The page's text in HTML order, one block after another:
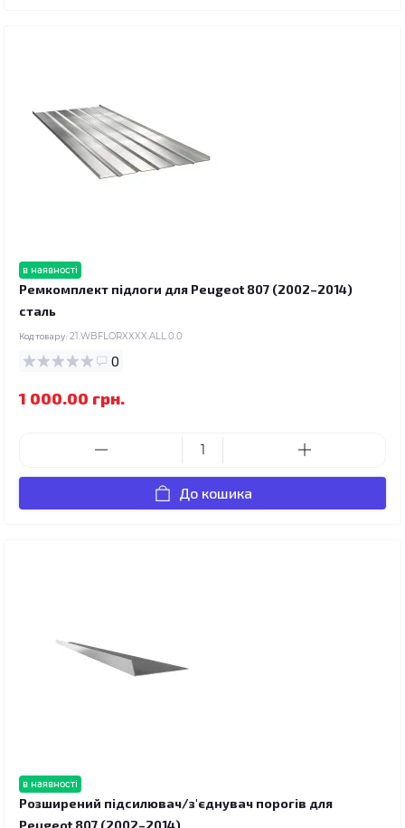
в наявності
Ремкомплект підлоги для Peugeot 807 (2002–2014)
сталь
Код товару: 21.WBFLORXXXX.ALL.0.0
0
1 000.00 грн.
До кошика
в наявності
Розширений підсилювач/з'єднувач порогів для
Peugeot 807 (2002–2014)